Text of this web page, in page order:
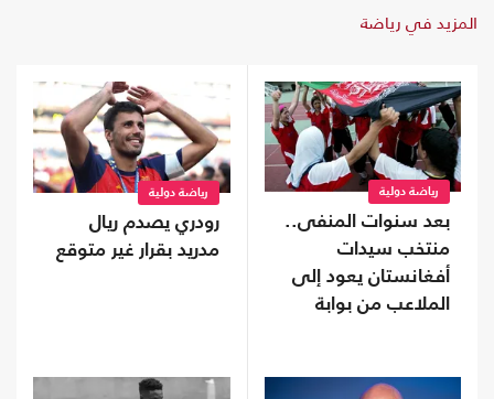
المزيد في رياضة
رياضة دولية
بعد سنوات المنفى..
منتخب سيدات
أفغانستان يعود إلى
الملاعب من بوابة
رياضة دولية
رودري يصدم ريال
مدريد بقرار غير متوقع